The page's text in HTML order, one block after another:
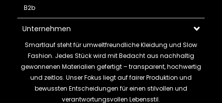
B2b
Unternehmen
Smartlauf steht für umweltfreundliche Kleidung und Slow
Fashion. Jedes Stück wird mit Bedacht aus nachhaltig
gewonnenen Materialien gefertigt – transparent, hochwertig
und zeitlos. Unser Fokus liegt auf fairer Produktion und
bewussten Entscheidungen für einen stilvollen und
verantwortungsvollen Lebensstil.